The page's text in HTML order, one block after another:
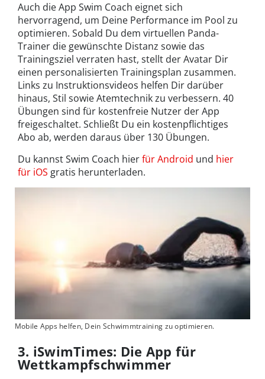
Auch die App Swim Coach eignet sich
hervorragend, um Deine Performance im Pool zu
optimieren. Sobald Du dem virtuellen Panda-
Trainer die gewünschte Distanz sowie das
Trainingsziel verraten hast, stellt der Avatar Dir
einen personalisierten Trainingsplan zusammen.
Links zu Instruktionsvideos helfen Dir darüber
hinaus, Stil sowie Atemtechnik zu verbessern. 40
Übungen sind für kostenfreie Nutzer der App
freigeschaltet. Schließt Du ein kostenpflichtiges
Abo ab, werden daraus über 130 Übungen.
Du kannst Swim Coach hierfür Android und hier
für iOS gratis herunterladen.
Mobile Apps helfen, Dein Schwimmtraining zu optimieren.
3. iSwimTimes: Die App für
Wettkampfschwimmer